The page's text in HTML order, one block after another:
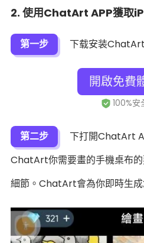
2. 使用ChatArt APP獲取
第一步 下载安装
開啟免費
第二步
下打開ChatArt
ChatArt你需要畫的手機桌布
細節。ChatArt會為你即時生成